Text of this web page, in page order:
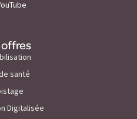
offres
santé
Digitalisée